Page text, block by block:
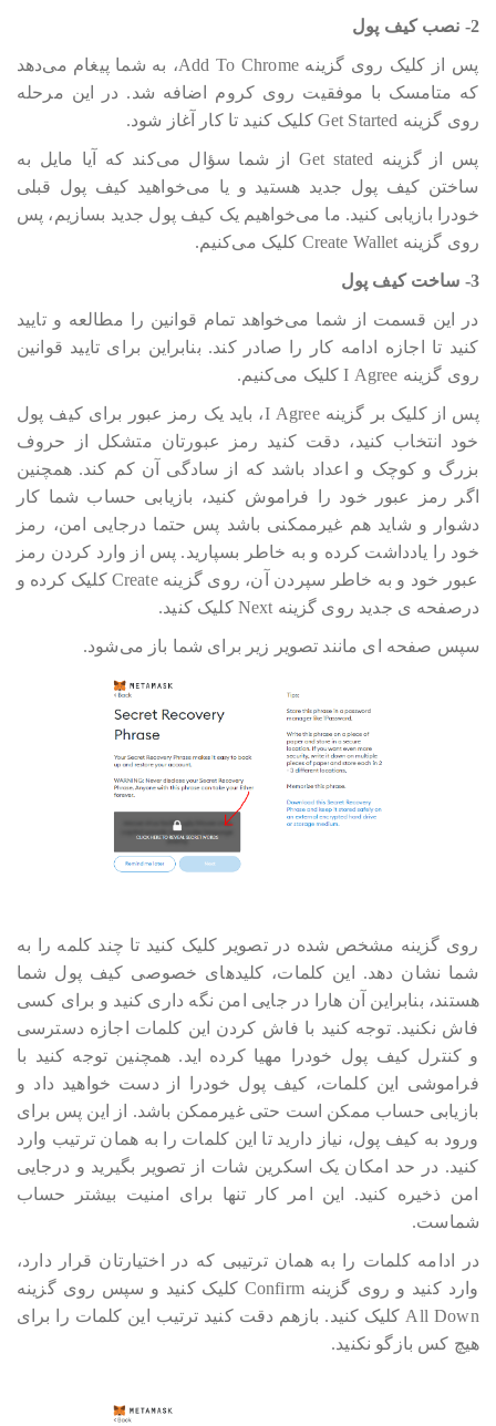
2- نصب کیف پول
پس از کلیک روی گزینه Add To Chrome، به شما پیغام می‎‎‎‎‎‎دهد
که متامسک با موفقیت روی کروم اضافه شد. در این مرحله
روی گزینه Get Started کلیک کنید تا کار آغاز شود.
پس از گزینه Get stated از شما سؤال می‎‎‎‎‎‎کند که آیا مایل به
ساختن کیف پول جدید هستید و یا می‎‎‎‎‎‎خواهید کیف پول قبلی
خودرا بازیابی کنید. ما می‎‎‎‎‎‎خواهیم یک کیف پول جدید بسازیم، پس
روی گزینه Create Wallet کلیک می‎‎‎‎‎‎کنیم.
3- ساخت کیف پول
در این قسمت از شما می‎‎‎‎‎‎خواهد تمام قوانین را مطالعه و تایید
کنید تا اجازه ادامه کار را صادر کند. بنابراین برای تایید قوانین
روی گزینه I Agree کلیک می‎‎‎‎‎‎کنیم.
پس از کلیک بر گزینه I Agree، باید یک رمز عبور برای کیف پول
خود انتخاب کنید، دقت کنید رمز عبورتان متشکل از حروف
بزرگ و کوچک و اعداد باشد که از سادگی آن کم کند. همچنین
اگر رمز عبور خود را فراموش کنید، بازیابی حساب شما کار
دشوار و شاید هم غیرممکنی باشد پس حتما درجایی امن، رمز
خود را یادداشت کرده و به خاطر بسپارید. پس از وارد کردن رمز
عبور خود و به خاطر سپردن آن، روی گزینه Create کلیک کرده و
درصفحه ی جدید روی گزینه Next کلیک کنید.
سپس صفحه ای مانند تصویر زیر برای شما باز می‎‎‎‎‎‎شود.
روی گزینه مشخص شده در تصویر کلیک کنید تا چند کلمه را به
شما نشان دهد. این کلمات، کلیدهای خصوصی کیف پول شما
هستند، بنابراین آن هارا در جایی امن نگه داری کنید و برای کسی
فاش نکنید. توجه کنید با فاش کردن این کلمات اجازه دسترسی
و کنترل کیف پول خودرا مهیا کرده اید. همچنین توجه کنید با
فراموشی این کلمات، کیف پول خودرا از دست خواهید داد و
بازیابی حساب ممکن است حتی غیرممکن باشد. از این پس برای
ورود به کیف پول، نیاز دارید تا این کلمات را به همان ترتیب وارد
کنید. در حد امکان یک اسکرین شات از تصویر بگیرید و درجایی
امن ذخیره کنید. این امر کار تنها برای امنیت بیشتر حساب
شماست.
در ادامه کلمات را به همان ترتیبی که در اختیارتان قرار دارد،
وارد کنید و روی گزینه Confirm کلیک کنید و سپس روی گزینه
All Down کلیک کنید. بازهم دقت کنید ترتیب این کلمات را برای
هیچ کس بازگو نکنید.